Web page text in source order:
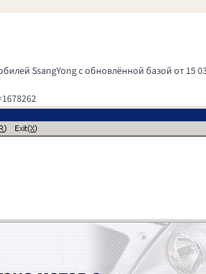
SsangYong c обновлённой базой от 15